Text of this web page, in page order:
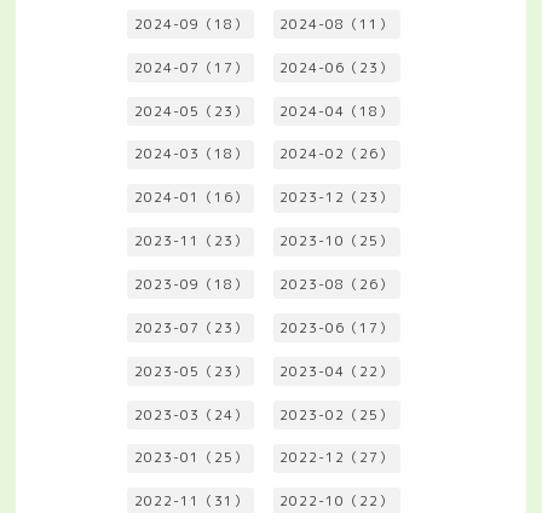
2024-09（18） 2024-08（11）
2024-07（17） 2024-06（23）
2024-05（23） 2024-04（18）
2024-03（18） 2024-02（26）
2024-01（16） 2023-12（23）
2023-11（23） 2023-10（25）
2023-09（18） 2023-08（26）
2023-07（23） 2023-06（17）
2023-05（23） 2023-04（22）
2023-03（24） 2023-02（25）
2023-01（25） 2022-12（27）
2022-11（31） 2022-10（22）